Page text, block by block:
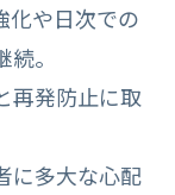
化や日次での
。
再発防止に取
に多大な心配